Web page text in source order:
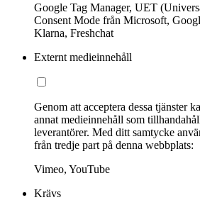
Google Tag Manager, UET
Consent Mode från Microsoft,
Klarna, Freshchat
Externt medieinnehåll
Genom att acceptera dessa tjänster
annat medieinnehåll som
leverantörer. Med ditt samtycke
från tredje part på denna webbplats:
Vimeo, YouTube
Krävs